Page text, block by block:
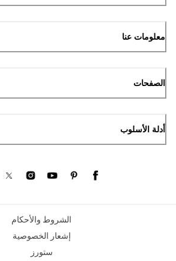
معلومات عنا
الصفحات
أدلة الأسلوب
الشروط والأحكام
إشعار الخصوصية
ستورز